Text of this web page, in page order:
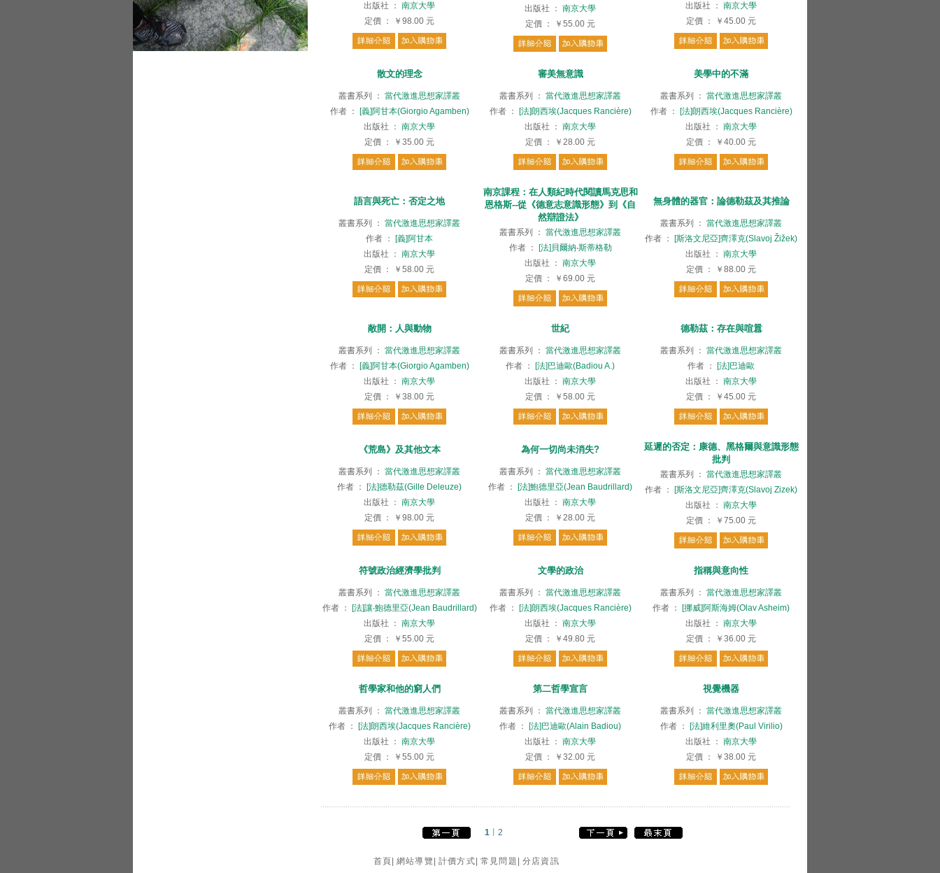
出版社
： 南京大學
定價 ： ￥98.00 元
出版社
： 南京大學
定價 ： ￥55.00 元
出版社
： 南京大學
定價 ： ￥45.00 元
散文的理念
叢書系列 ： 當代激進思想家譯叢
作者
：
[義]阿甘本(Giorgio Agamben)
出版社
： 南京大學
定價 ： ￥35.00 元
審美無意識
叢書系列 ： 當代激進思想家譯叢
作者
：
[法]朗西埃(Jacques Rancière)
出版社
： 南京大學
定價 ： ￥28.00 元
美學中的不滿
叢書系列 ： 當代激進思想家譯叢
作者
：
[法]朗西埃(Jacques Rancière)
出版社
： 南京大學
定價 ： ￥40.00 元
語言與死亡：否定之地
叢書系列 ： 當代激進思想家譯叢
作者 ：
[義]阿甘本
出版社
： 南京大學
定價 ： ￥58.00 元
南京課程：在人類紀時代閱讀馬克思和
恩格斯--從《德意志意識形態》到《自
然辯證法》
叢書系列 ： 當代激進思想家譯叢
作者
：
[法]貝爾納‧斯蒂格勒
出版社
： 南京大學
定價 ： ￥69.00 元
無身體的器官：論德勒茲及其推論
叢書系列 ： 當代激進思想家譯叢
作者 ：
[斯洛文尼亞]齊澤克(Slavoj Žižek)
出版社
： 南京大學
定價 ： ￥88.00 元
敞開：人與動物
叢書系列 ： 當代激進思想家譯叢
作者
：
[義]阿甘本(Giorgio Agamben)
出版社
： 南京大學
定價 ： ￥38.00 元
世紀
叢書系列 ： 當代激進思想家譯叢
作者 ：
[法]巴迪歐(Badiou A.)
出版社
： 南京大學
定價 ： ￥58.00 元
德勒茲：存在與喧囂
叢書系列 ： 當代激進思想家譯叢
作者 ：
[法]巴迪歐
出版社
： 南京大學
定價 ： ￥45.00 元
《荒島》及其他文本
叢書系列 ： 當代激進思想家譯叢
作者 ：
[法]德勒茲(Gille Deleuze)
出版社
： 南京大學
定價 ： ￥98.00 元
為何一切尚未消失?
叢書系列 ： 當代激進思想家譯叢
作者 ：
[法]鮑德里亞(Jean Baudrillard)
出版社
： 南京大學
定價 ： ￥28.00 元
延遲的否定：康德、黑格爾與意識形態
批判
叢書系列 ： 當代激進思想家譯叢
作者 ：
[斯洛文尼亞]齊澤克(Slavoj Zizek)
出版社
： 南京大學
定價 ： ￥75.00 元
符號政治經濟學批判
叢書系列 ： 當代激進思想家譯叢
作者
：
[法]讓‧鮑德里亞(Jean Baudrillard)
出版社
： 南京大學
定價 ： ￥55.00 元
文學的政治
叢書系列 ： 當代激進思想家譯叢
作者
：
[法]朗西埃(Jacques Rancière)
出版社
： 南京大學
定價 ： ￥49.80 元
指稱與意向性
叢書系列 ： 當代激進思想家譯叢
作者 ：
[挪威]阿斯海姆(Olav Asheim)
出版社
： 南京大學
定價 ： ￥36.00 元
哲學家和他的窮人們
叢書系列 ： 當代激進思想家譯叢
作者
：
[法]朗西埃(Jacques Rancière)
出版社
： 南京大學
定價 ： ￥55.00 元
第二哲學宣言
叢書系列 ： 當代激進思想家譯叢
作者 ：
[法]巴迪歐(Alain Badiou)
出版社
： 南京大學
定價 ： ￥32.00 元
視覺機器
叢書系列 ： 當代激進思想家譯叢
作者
：
[法]維利里奧(Paul Virilio)
出版社
： 南京大學
定價 ： ￥38.00 元
1 2
首頁 網站導覽 計價方式 常見問題 分店資訊